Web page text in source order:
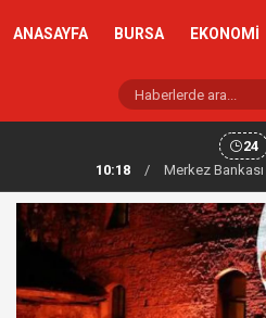
ANASAYFA BURSA EKONOMİ
24
10:18
/ Altın haftaya